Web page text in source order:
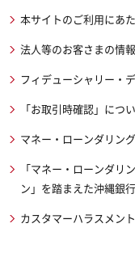
本サイトのご利用にあ
法人等のお客さまの情
フィデューシャリー・
「お取引時確認」につ
マネー・ローンダリン
「マネー・ローンダリ
ン」を踏まえた沖縄銀
カスタマーハラスメン